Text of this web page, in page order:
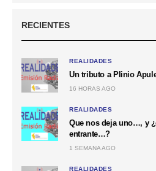
RECIENTES
REALIDADES
Un tributo a Plinio
16 HORAS AGO
REALIDADES
Que nos deja uno…, y
entrante…?
1 SEMANA AGO
REALIDADES